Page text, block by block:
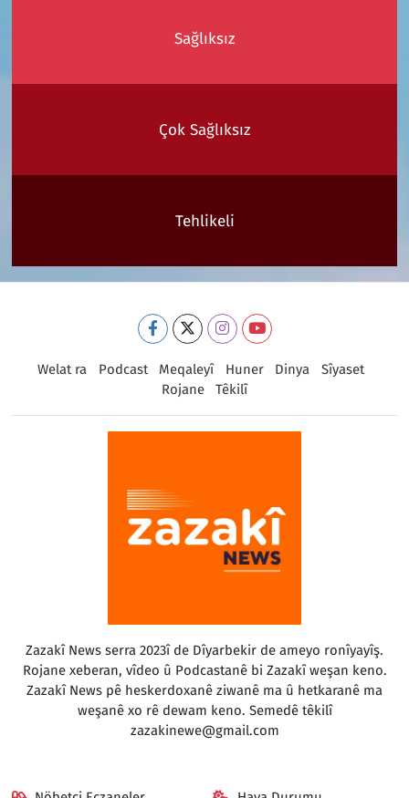
Sağlıksız
Çok Sağlıksız
Tehlikeli
Welat ra Podcast Meqaleyî Huner Dinya
Sîyaset
Rojane
Têkilî
Zazakî News serra 2023î de Dîyarbekir de ameyo ronîyayîş.
Rojane xeberan, vîdeo û Podcastanê bi Zazakî weşan keno.
Zazakî News pê heskerdoxanê ziwanê ma û hetkaranê ma
weşanê xo rê dewam keno. Semedê têkilî
zazakinewe@gmail.com